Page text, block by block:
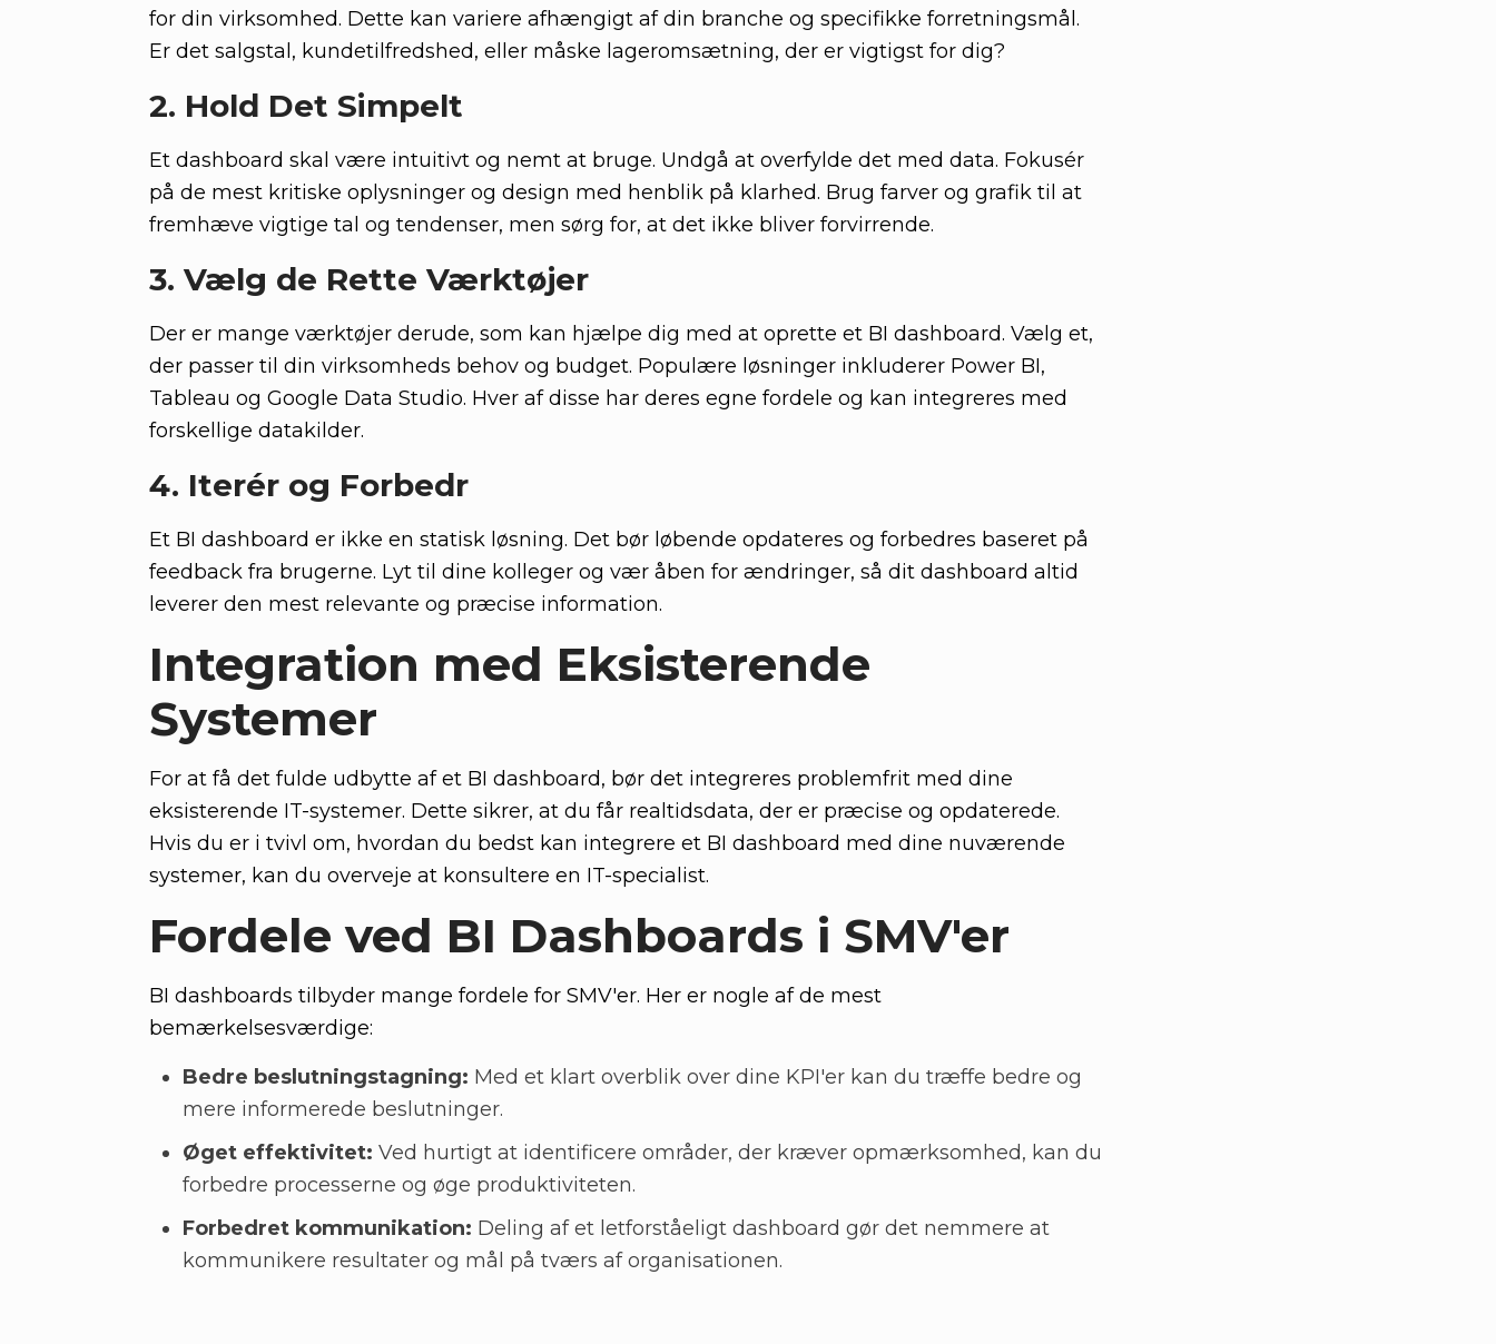
for din virksomhed. Dette kan variere afhængigt af din branche og specifikke forretningsmål.
Er det salgstal, kundetilfredshed, eller måske lageromsætning, der er vigtigst for dig?
2. Hold Det Simpelt
Et dashboard skal være intuitivt og nemt at bruge. Undgå at overfylde det med data. Fokusér
på de mest kritiske oplysninger og design med henblik på klarhed. Brug farver og grafik til at
fremhæve vigtige tal og tendenser, men sørg for, at det ikke bliver forvirrende.
3. Vælg de Rette Værktøjer
Der er mange værktøjer derude, som kan hjælpe dig med at oprette et BI dashboard. Vælg et,
der passer til din virksomheds behov og budget. Populære løsninger inkluderer Power BI,
Tableau og Google Data Studio. Hver af disse har deres egne fordele og kan integreres med
forskellige datakilder.
4. Iterér og Forbedr
Et BI dashboard er ikke en statisk løsning. Det bør løbende opdateres og forbedres baseret på
feedback fra brugerne. Lyt til dine kolleger og vær åben for ændringer, så dit dashboard altid
leverer den mest relevante og præcise information.
Integration med Eksisterende
Systemer
For at få det fulde udbytte af et BI dashboard, bør det integreres problemfrit med dine
eksisterende IT-systemer. Dette sikrer, at du får realtidsdata, der er præcise og opdaterede.
Hvis du er i tvivl om, hvordan du bedst kan integrere et BI dashboard med dine nuværende
systemer, kan du overveje at konsultere en IT-specialist.
Fordele ved BI Dashboards i SMV'er
BI dashboards tilbyder mange fordele for SMV'er. Her er nogle af de mest
bemærkelsesværdige:
Bedre beslutningstagning: Med et klart overblik over dine KPI'er kan du træffe bedre og
mere informerede beslutninger.
Øget effektivitet: Ved hurtigt at identificere områder, der kræver opmærksomhed, kan du
forbedre processerne og øge produktiviteten.
Forbedret kommunikation: Deling af et letforståeligt dashboard gør det nemmere at
kommunikere resultater og mål på tværs af organisationen.